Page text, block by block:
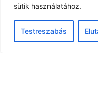
sütik használatához.
Testreszabás